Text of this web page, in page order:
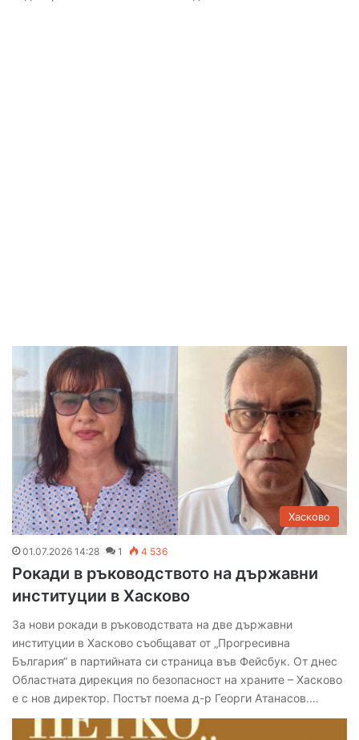
Хасково
01.07.2026 14:28 1 4 536
Рокади в ръководството на държавни
институции в Хасково
За нови рокади в ръководствата на две държавни
институции в Хасково съобщават от „Прогресивна
България“ в партийната си страница във Фейсбук. От днес
Областната дирекция по безопасност на храните – Хасково
е с нов директор. Постът поема д-р Георги Атанасов.…